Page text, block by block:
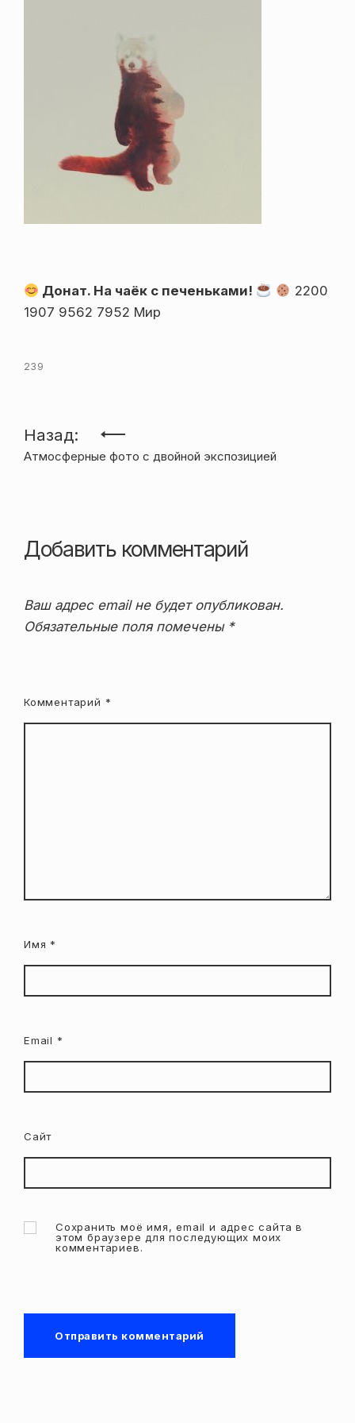
Донат. На чаёк с печеньками!
2200
1907 9562 7952 Мир
239
Навигация
по
Назад:
Атмосферные фото с двойной экспозицией
Добавить комментарий
Ваш адрес email не будет опубликован.
Обязательные поля помечены *
Комментарий *
Имя *
Email *
Сайт
Сохранить моё имя, email и адрес сайта в
этом браузере для последующих моих
комментариев.